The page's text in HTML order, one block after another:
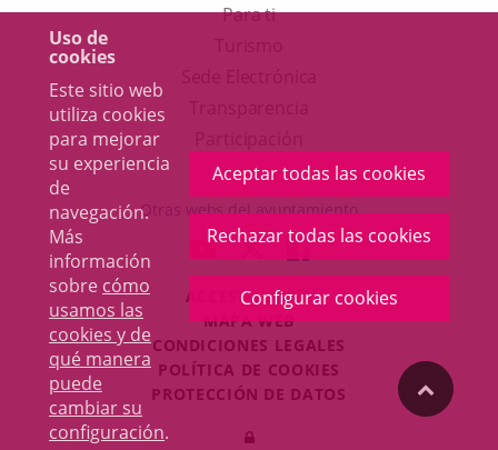
Uso de
cookies
Este sitio web
utiliza cookies
para mejorar
su experiencia
de
navegación.
Más
información
sobre cómo
usamos las
cookies y de
qué manera
puede
cambiar su
configuración.
Aceptar todas las cookies
Rechazar todas las cookies
Configurar cookies
Para ti
en
una
ventana
nueva.
aplicación
externa.
Otras webs del ayuntamiento
ENLACE
A
UNA
APLICACIÓN
EXTERNA.
ENLACE
A
UNA
APLICACIÓN
EXTERNA.
ENLACE
A
UNA
EXTERNA.
ACCESIBILIDAD
MAPA WEB
CONDICIONES LEGALES
POLÍTICA DE COOKIES
PROTECCIÓN DE DATOS
Iniciar
"Volver